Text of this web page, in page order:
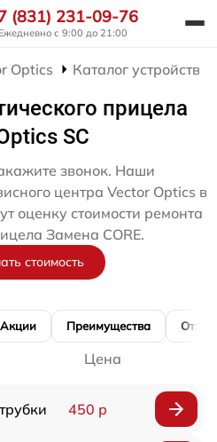
(831) 231-09-76
Ежедневно с 9:00 до 21:00
Optics Каталог устройств
прицела
SC
звонок. Наши
центра Vector Optics в
оценку стоимости ремонта
Замена CORE.
стоимость
Акции Преимущества
Цена
450 р